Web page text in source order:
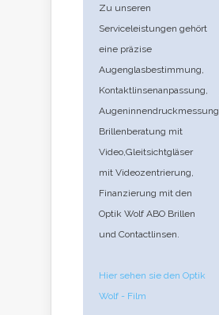
Zu unseren
Serviceleistungen gehört
eine präzise
Augenglasbestimmung,
Kontaktlinsenanpassung,
Augeninnendruckmessung,
Brillenberatung mit
Video,Gleitsichtgläser
mit Videozentrierung,
Finanzierung mit den
Optik Wolf ABO Brillen
und Contactlinsen.
Hier sehen sie den Optik
Wolf - Film